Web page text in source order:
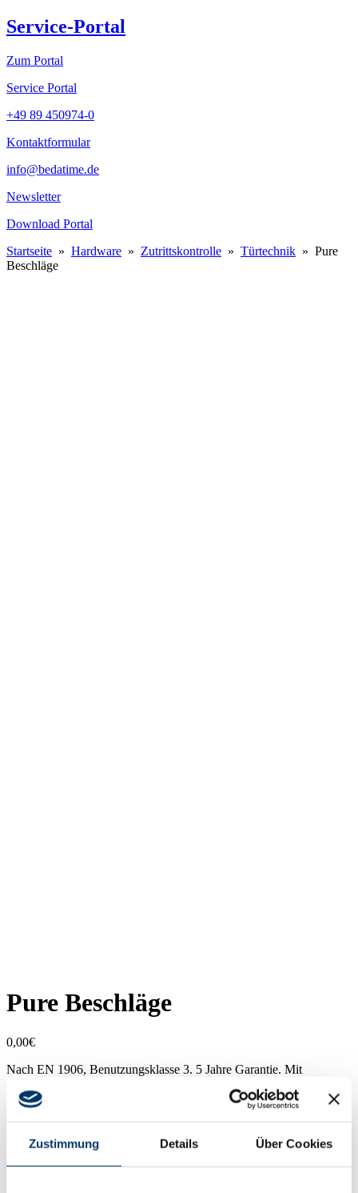
Zustimmung Details Über Cookies
Service-Portal
Zum Portal
Service Portal
+49 89 450974-0
Kontaktformular
info@bedatime.de
Newsletter
Download Portal
Startseite » Hardware » Zutrittskontrolle » Türtechnik » Pure
Beschläge
Pure Beschläge
0,00€
Nach EN 1906, Benutzungsklasse 3. 5 Jahre Garantie. Mit
werden ausschließlich in Edelstahl matt oder Aluminium F1
geliefert. Auswahl erfüllt die marktüblichen Anforderungen, die
Qualität der Oberfläche entspricht dem Standard in diesem
Marktsegment. Pure Garnituren werden ausschließlich mit